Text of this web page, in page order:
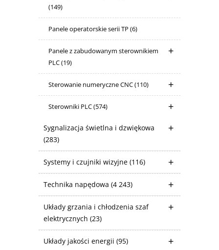
(149)
Panele operatorskie serii TP (6)
Panele z zabudowanym sterownikiem
PLC(19)
Sterowanie numeryczne CNC(110)
Sterowniki PLC(574)
Sygnalizacja świetlna i dzwiękowa
(283)
Systemy i czujniki wizyjne (116)
Technika napędowa (4 243)
Układy grzania i chłodzenia szaf
elektrycznych (23)
Układy jakości energii (95)